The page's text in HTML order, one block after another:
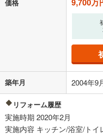
0万円
自己資金から住宅購入に
い。一般的には物件価格
閉じる
0円
年2回払いを想定していま
価格
築年月 2004年9
リフォーム履歴
実施時期 2020年2月
実施内容 キッチン/浴室/ト